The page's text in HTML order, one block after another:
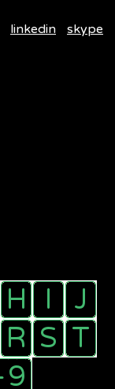
linkedin skype